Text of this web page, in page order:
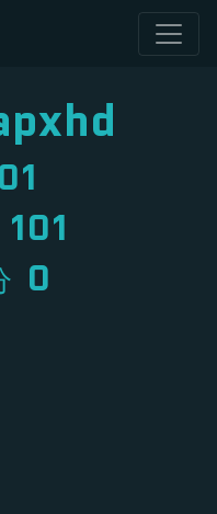
101
0